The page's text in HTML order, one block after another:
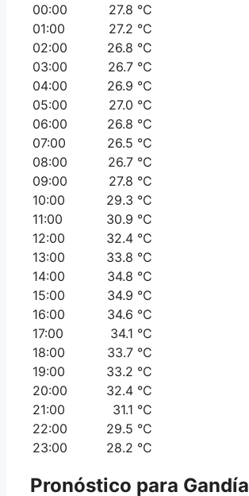
00:00
27.8 °C
01:00
27.2 °C
02:00
26.8 °C
03:00
26.7 °C
04:00
26.9 °C
05:00
27.0 °C
06:00
26.8 °C
07:00
26.5 °C
08:00
26.7 °C
09:00
27.8 °C
10:00
29.3 °C
11:00
30.9 °C
12:00
32.4 °C
13:00
33.8 °C
14:00
34.8 °C
15:00
34.9 °C
16:00
34.6 °C
17:00
34.1 °C
18:00
33.7 °C
19:00
33.2 °C
20:00
32.4 °C
21:00
31.1 °C
22:00
29.5 °C
23:00
28.2 °C
Pronóstico para Gandía